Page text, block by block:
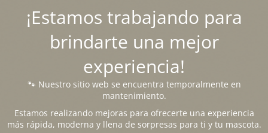
¡Estamos trabajando para
brindarte una mejor
experiencia!
🐾 Nuestro sitio web se encuentra temporalmente en
mantenimiento.
Estamos realizando mejoras para ofrecerte una experiencia
más rápida, moderna y llena de sorpresas para ti y tu mascota.